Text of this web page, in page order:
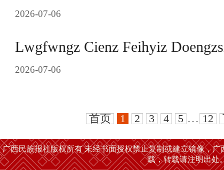
2026-07-06
Lwgfwngz Cienz Feihyiz
2026-07-06
首页 1 2 3 4 5 . . . 12
广西民族报社版权所有 未经书面授权禁止复制或建立镜像，
载，转载请注明出处